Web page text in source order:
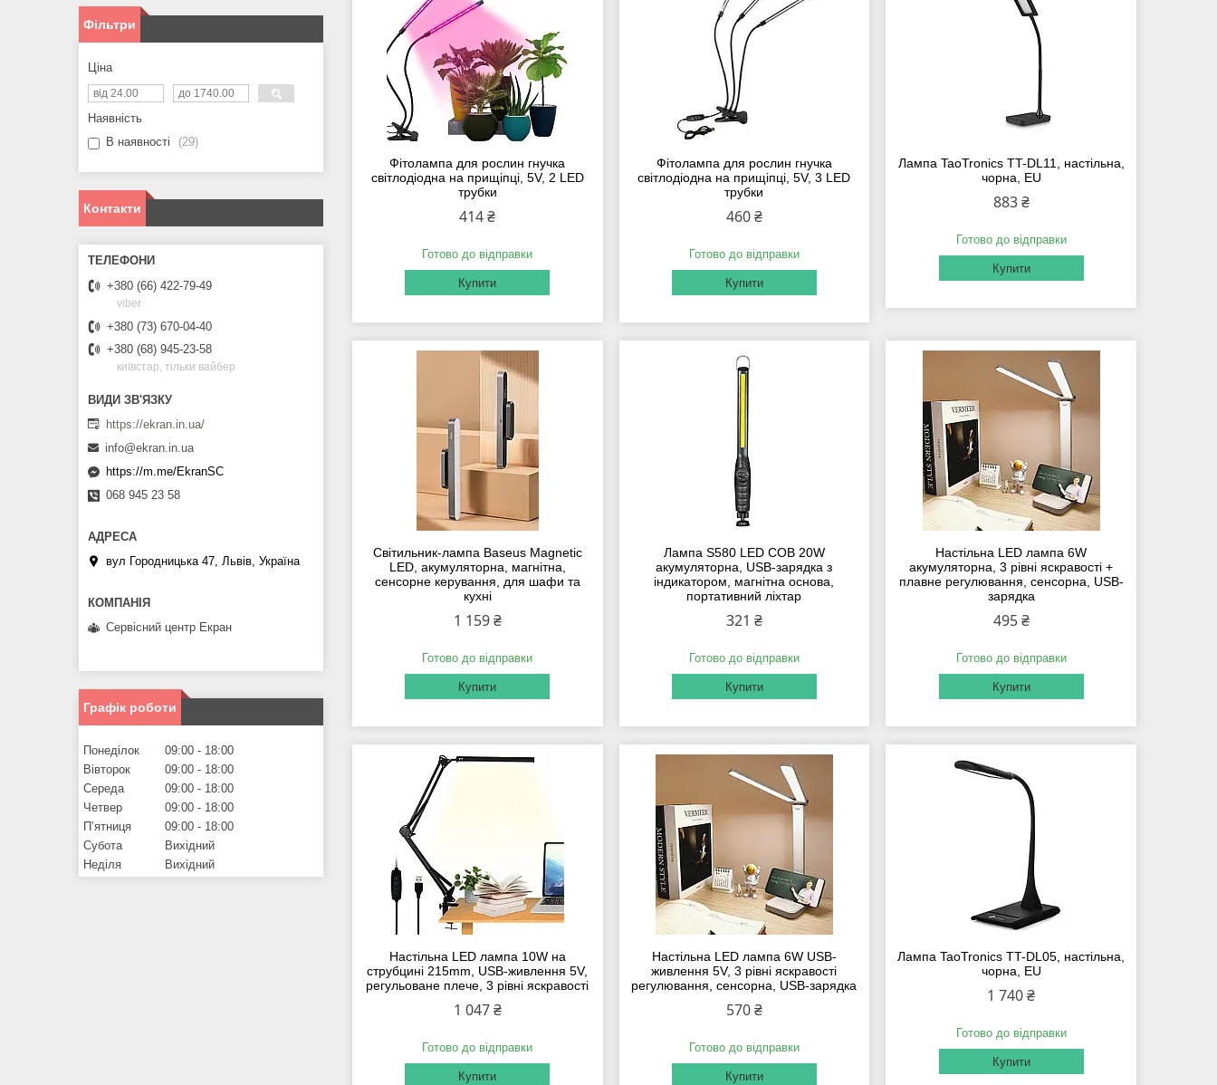
Фітолампа для рослин гнучка
світлодіодна на прищіпці, 5V, 2 LED
трубки
414 ₴
Готово до відправки
Купити
Фітолампа для рослин гнучка
світлодіодна на прищіпці, 5V, 3 LED
трубки
460 ₴
Готово до відправки
Купити
Лампа TaoTronics TT-DL11, настільна,
чорна, EU
883 ₴
Готово до відправки
Купити
Світильник-лампа Baseus Magnetic
LED, акумуляторна, магнітна,
сенсорне керування, для шафи та
кухні
1 159 ₴
Готово до відправки
Купити
Лампа S580 LED COB 20W
акумуляторна, USB-зарядка з
індикатором, магнітна основа,
портативний ліхтар
321 ₴
Готово до відправки
Купити
Настільна LED лампа 6W
акумуляторна, 3 рівні яскравості +
плавне регулювання, сенсорна, USB-
зарядка
495 ₴
Готово до відправки
Купити
Настільна LED лампа 10W на
струбцині 215mm, USB-живлення 5V,
регульоване плече, 3 рівні яскравості
1 047 ₴
Готово до відправки
Купити
Настільна LED лампа 6W USB-
живлення 5V, 3 рівні яскравості
регулювання, сенсорна, USB-зарядка
570 ₴
Готово до відправки
Купити
Лампа TaoTronics TT-DL05, настільна,
чорна, EU
1 740 ₴
Готово до відправки
Купити
Фільтри
Ціна
Наявність
В наявності
29
Контакти
+380 (66) 422-79-49
viber
+380 (73) 670-04-40
+380 (68) 945-23-58
київстар, тільки вайбер
https://ekran.in.ua/
info@ekran.in.ua
https://m.me/EkranSC
068 945 23 58
вул Городницька 47, Львів, Україна
Сервісний центр Екран
Графік роботи
Понеділок 09:00
18:00
Вівторок
09:00
18:00
Середа
09:00
18:00
Четвер
09:00
18:00
Пʼятниця
09:00
18:00
Субота
Вихідний
Неділя
Вихідний